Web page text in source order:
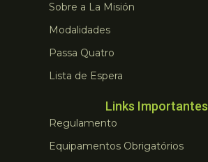
Sobre a La Misión
Modalidades
Passa Quatro
Lista de Espera
Links Importantes
Regulamento
Equipamentos Obrigatórios